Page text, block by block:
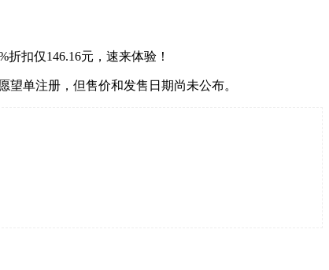
扣仅146.16元，速来体验！
单注册，但售价和发售日期尚未公布。